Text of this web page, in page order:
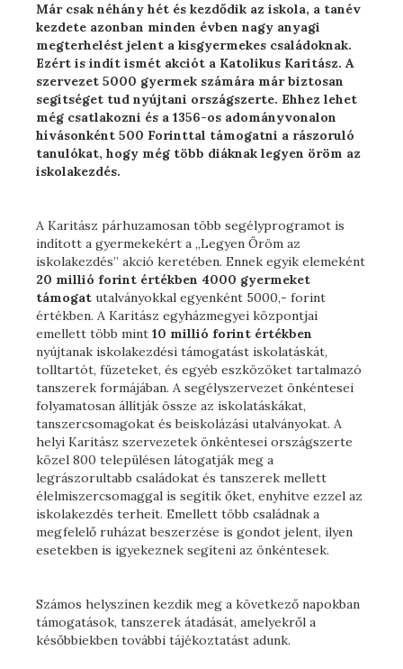
Már csak néhány hét és kezdődik az iskola, a tanév
kezdete azonban minden évben nagy anyagi
megterhelést jelent a kisgyermekes családoknak.
Ezért is indít ismét akciót a Katolikus Karitász. A
szervezet 5000 gyermek számára már biztosan
segítséget tud nyújtani országszerte. Ehhez lehet
még csatlakozni és a 1356-os adományvonalon
hívásonként 500 Forinttal támogatni a rászoruló
tanulókat, hogy még több diáknak legyen öröm az
iskolakezdés.
A Karitász párhuzamosan több segélyprogramot is
indított a gyermekekért a „Legyen Öröm az
iskolakezdés” akció keretében. Ennek egyik elemeként
20 millió forint értékben 4000 gyermeket
támogat utalványokkal egyenként 5000,- forint
értékben. A Karitász egyházmegyei központjai
emellett több mint 10 millió forint értékben
nyújtanak iskolakezdési támogatást iskolatáskát,
tolltartót, füzeteket, és egyéb eszközöket tartalmazó
tanszerek formájában. A segélyszervezet önkéntesei
folyamatosan állítják össze az iskolatáskákat,
tanszercsomagokat és beiskolázási utalványokat. A
helyi Karitász szervezetek önkéntesei országszerte
közel 800 településen látogatják meg a
legrászorultabb családokat és tanszerek mellett
élelmiszercsomaggal is segítik őket, enyhítve ezzel az
iskolakezdés terheit. Emellett több családnak a
megfelelő ruházat beszerzése is gondot jelent, ilyen
esetekben is igyekeznek segíteni az önkéntesek.
Számos helyszínen kezdik meg a következő napokban
támogatások, tanszerek átadását, amelyekről a
későbbiekben további tájékoztatást adunk.